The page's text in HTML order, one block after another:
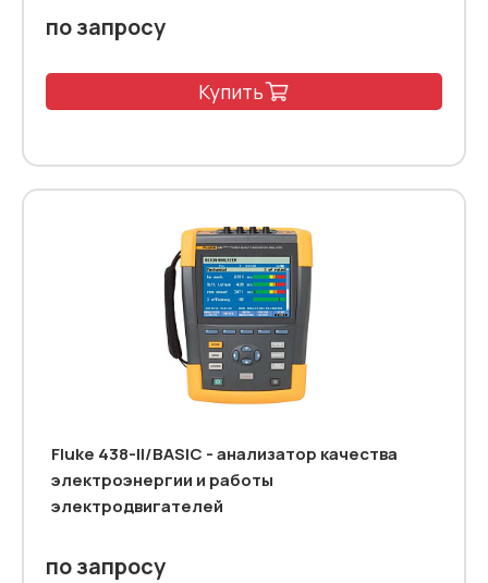
по запросу
Купить
Fluke 438-II/BASIC - анализатор качества
электроэнергии и работы
электродвигателей
по запросу